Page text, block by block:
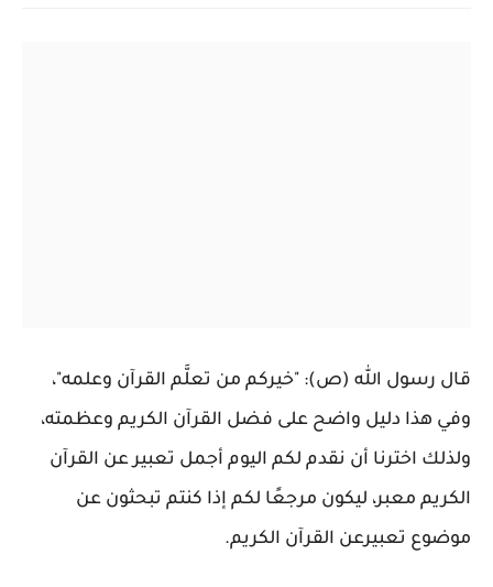
قال رسول الله (ص): "خيركم من تعلَّم القرآن وعلمه"،
وفي هذا دليل واضح على فضل القرآن الكريم وعظمته،
ولذلك اخترنا أن نقدم لكم اليوم أجمل تعبير عن القرآن
الكريم معبر، ليكون مرجعًا لكم إذا كنتم تبحثون عن
موضوع تعبيرعن القرآن الكريم.